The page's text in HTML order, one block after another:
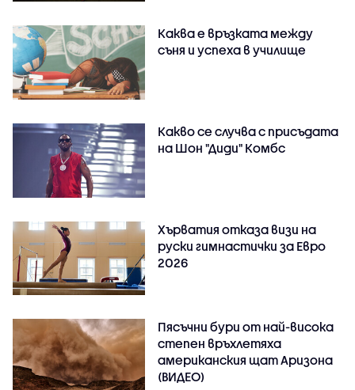
Каква е връзката между
съня и успеха в училище
Какво се случва с присъдата
на Шон "Диди" Комбс
Хърватия отказа визи на
руски гимнастички за Евро
2026
Пясъчни бури от най-висока
степен връхлетяха
американския щат Аризона
(ВИДЕО)